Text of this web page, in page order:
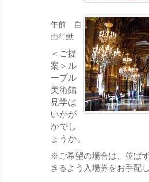
午前 自
由行動
＜ご提
案＞ル
ーブル
美術館
見学は
いかが
かでし
ょうか。
※ご希望の場合は、並ば
きるよう入場券をお手配し